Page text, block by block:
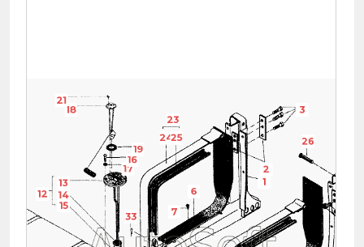
26
18
19
21
23
2425
17
33
1
16
15
14
13
12
7
6
3
2